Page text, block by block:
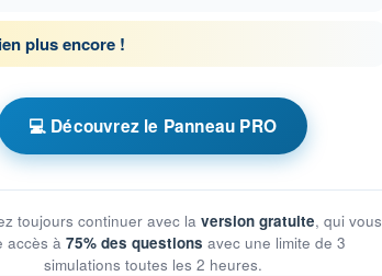
ATPL - Licence de pilote de ligne
ATPL - Instrumentation
plus encore !
💻 Découvrez le Panneau PRO
toujours continuer avec la version gratuite, qui vous
accès à 75% des questions avec une limite de 3
simulations toutes les 2 heures.